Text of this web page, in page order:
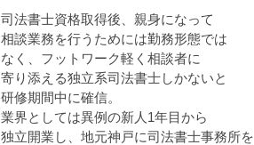
司法書士資格取得後、親身になって
相談業務を行うためには勤務形態では
なく、フットワーク軽く相談者に
寄り添える独立系司法書士しかないと
研修期間中に確信。
業界としては異例の新人1年目から
独立開業し、地元神戸に司法書士事務所を